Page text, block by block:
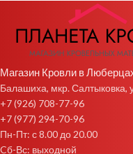
Магазин Кровли в
Балашиха, мкр.
+7 (926) 708-77-96
+7 (977) 294-70-96
Пн-Пт: с 8.00 до 20.00
Cб-Вс: выходной